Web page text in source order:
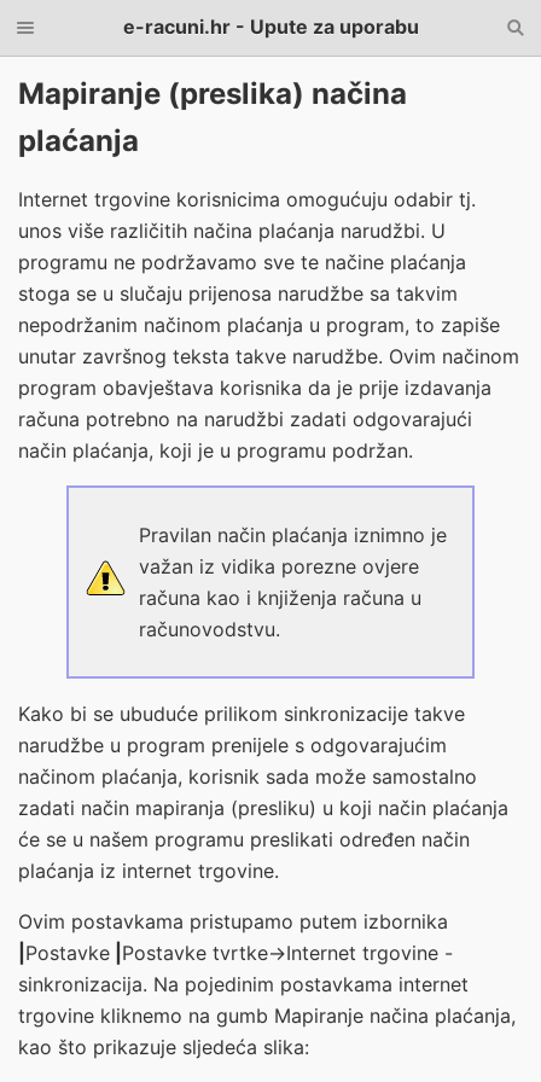
e-racuni.hr - Upute za uporabu
Mapiranje (preslika) načina
plaćanja
Internet trgovine korisnicima omogućuju odabir tj.
unos više različitih načina plaćanja narudžbi. U
programu ne podržavamo sve te načine plaćanja
stoga se u slučaju prijenosa narudžbe sa takvim
nepodržanim načinom plaćanja u program, to zapiše
unutar završnog teksta takve narudžbe. Ovim načinom
program obavještava korisnika da je prije izdavanja
računa potrebno na narudžbi zadati odgovarajući
način plaćanja, koji je u programu podržan.
Pravilan način plaćanja iznimno je
važan iz vidika porezne ovjere
računa kao i knjiženja računa u
računovodstvu.
Kako bi se ubuduće prilikom sinkronizacije takve
narudžbe u program prenijele s odgovarajućim
načinom plaćanja, korisnik sada može samostalno
zadati način mapiranja (presliku) u koji način plaćanja
će se u našem programu preslikati određen način
plaćanja iz internet trgovine.
Ovim postavkama pristupamo putem izbornika
Postavke Postavke tvrtke->Internet trgovine -
sinkronizacija. Na pojedinim postavkama internet
trgovine kliknemo na gumb Mapiranje načina plaćanja,
kao što prikazuje sljedeća slika: